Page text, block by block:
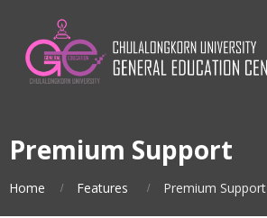
Premium Support
Home Features Premium Support